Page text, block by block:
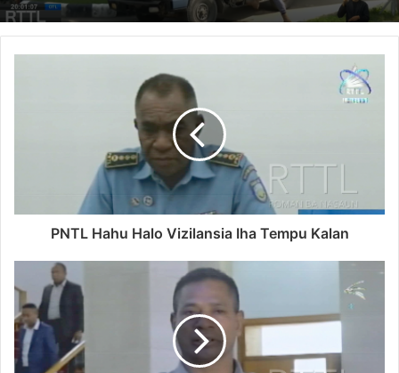
PNTL Hahu Halo Vizilansia Iha Tempu Kalan